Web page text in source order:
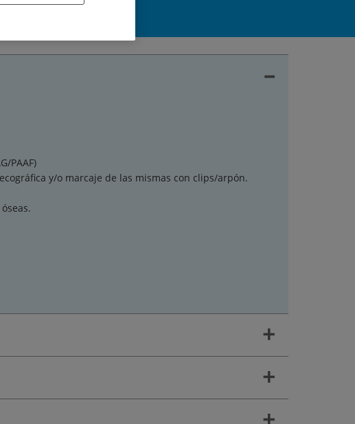
–
PAAF)
y/o marcaje de las mismas con clips/arpón.
+
+